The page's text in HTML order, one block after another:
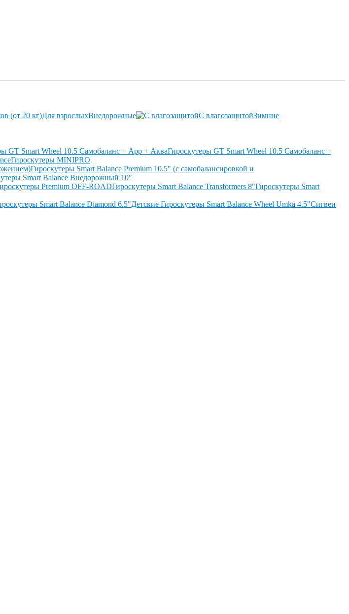
(от 20 кг)Для взрослыхВнедорожные С влагозащитойЗимние
Гироскутеры GT Smart Wheel 10.5 Самобаланс +
Гироскутеры MINIPRO
Гироскутеры Smart Balance Premium 10.5" (с самобалансировкой и
Smart Balance Внедорожный 10"
Premium OFF-ROADГироскутеры Smart Balance Transformers 8"Гироскутеры Smart
Smart Balance Diamond 6.5"Детские Гироскутеры Smart Balance Wheel Umka 4.5"Сигвеи